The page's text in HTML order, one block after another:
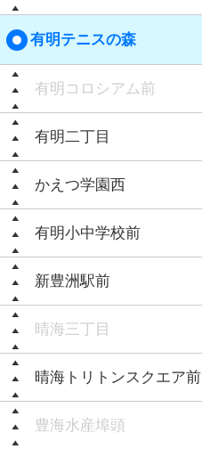
有明テニスの森
有明コロシアム前
有明二丁目
かえつ学園西
有明小中学校前
新豊洲駅前
晴海三丁目
晴海トリトンスクエア前
豊海水産埠頭